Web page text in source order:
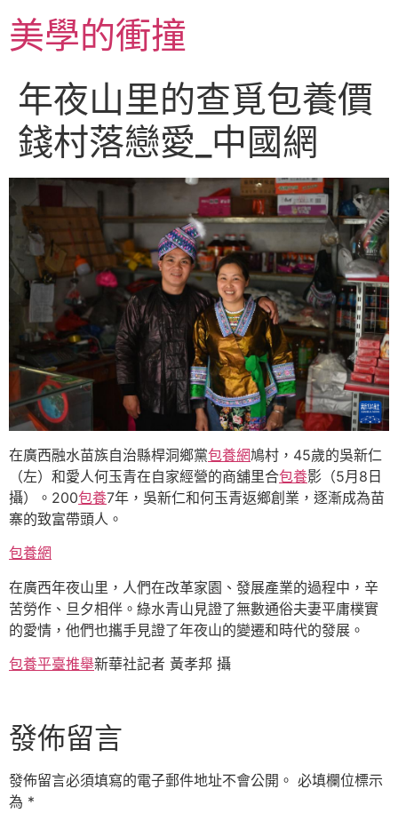
至
主美學的衝撞
年夜山里的查覓包養價
錢村落戀愛_中國網
在廣西融水苗族自治縣桿洞鄉黨包養網鳩村，45歲的吳新仁
（左）和愛人何玉青在自家經營的商舖里合包養影（5月8日
攝）。200包養7年，吳新仁和何玉青返鄉創業，逐漸成為苗
寨的致富帶頭人。
包養網
在廣西年夜山里，人們在改革家園、發展產業的過程中，辛
苦勞作、旦夕相伴。綠水青山見證了無數通俗夫妻平庸樸實
的愛情，他們也攜手見證了年夜山的變遷和時代的發展。
包養平臺推舉新華社記者 黃孝邦 攝
發佈留言
發佈留言必須填寫的電子郵件地址不會公開。 必填欄位標示
為 *